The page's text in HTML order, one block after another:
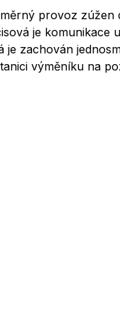
provoz zúžen
je komunikace
je zachován
výměníku na